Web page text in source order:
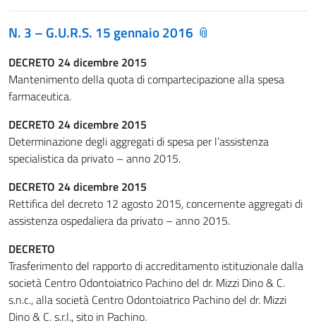
N. 3 – G.U.R.S. 15 gennaio 2016
DECRETO 24 dicembre 2015
Mantenimento della quota di compartecipazione alla spesa
farmaceutica.
DECRETO 24 dicembre 2015
Determinazione degli aggregati di spesa per l’assistenza
specialistica da privato – anno 2015.
DECRETO 24 dicembre 2015
Rettifica del decreto 12 agosto 2015, concernente aggregati di
assistenza ospedaliera da privato – anno 2015.
DECRETO
Trasferimento del rapporto di accreditamento istituzionale dalla
società Centro Odontoiatrico Pachino del dr. Mizzi Dino & C.
s.n.c., alla società Centro Odontoiatrico Pachino del dr. Mizzi
Dino & C. s.r.l., sito in Pachino.